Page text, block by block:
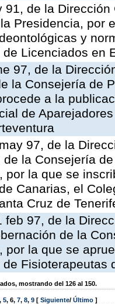
91, de la
Presidencia, por
y
de Licenciados en
97, de la
la Consejería de
a la
de
97, de la
de la Consejería
por la que se
Canarias, el
Cruz de
feb 97, de la
de la
por la que se
Fisioterapeutas
mostrando del 126 al 150.
, 5, 6, 7, 8, 9 [ Siguiente/ Último ]